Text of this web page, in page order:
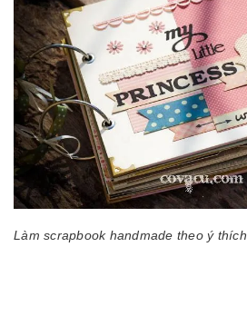
Làm scrapbook handmade theo ý thích